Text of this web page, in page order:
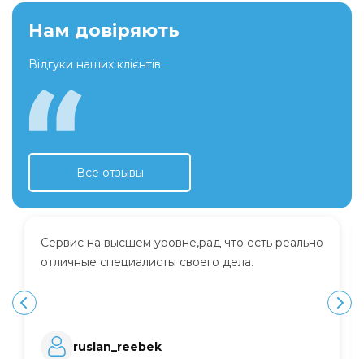
Нам довіряють
Відгуки наших клієнтів
Все отзывы
Сервис на высшем уровне,рад что есть реально
отличные специалисты своего дела.
ruslan_reebek